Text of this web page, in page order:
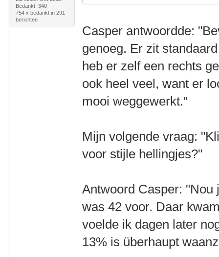
Bedankt: 340
754 x bedankt in 291
berichten
Casper antwoordde:
genoeg. Er zit
heb er zelf een rechts
ook heel veel, want er
mooi weggewerkt."
Mijn volgende vraag:
voor stijle hellingjes?"
Antwoord Casper: "Nou
was 42 voor. Daar
voelde ik dagen later
13% is überhaupt